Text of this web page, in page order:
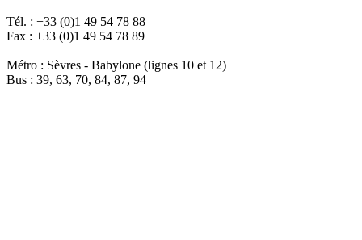
Tél. : +33 (0)1 49 54 78 88
Fax : +33 (0)1 49 54 78 89
Métro : Sèvres - Babylone (lignes 10 et 12)
Bus : 39, 63, 70, 84, 87, 94